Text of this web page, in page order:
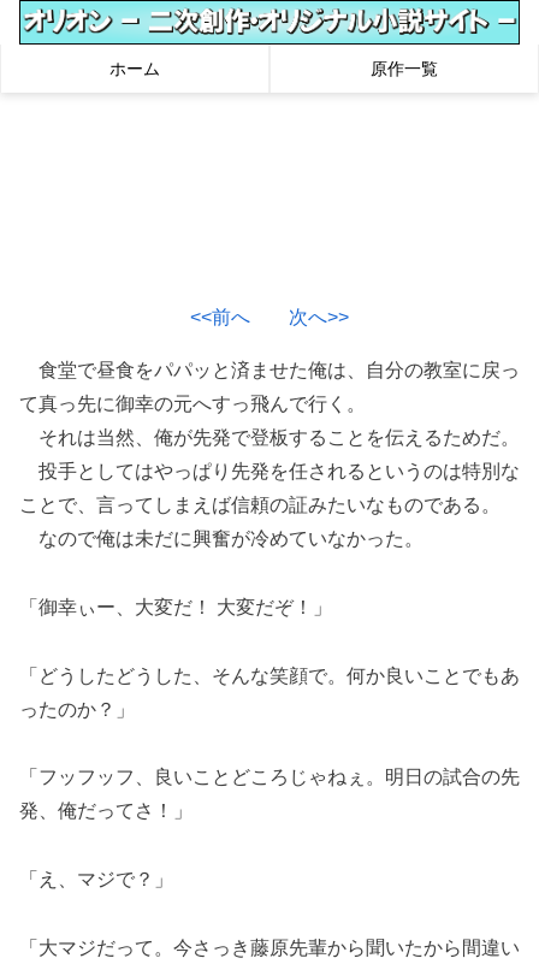
ホーム 原作一覧
<<前へ 次へ>>
食堂で昼食をパパッと済ませた俺は、自分の教室に戻っ
て真っ先に御幸の元へすっ飛んで行く。
それは当然、俺が先発で登板することを伝えるためだ。
投手としてはやっぱり先発を任されるというのは特別な
ことで、言ってしまえば信頼の証みたいなものである。
なので俺は未だに興奮が冷めていなかった。
「御幸ぃー、大変だ！ 大変だぞ！」
「どうしたどうした、そんな笑顔で。何か良いことでもあ
ったのか？」
「フッフッフ、良いことどころじゃねぇ。明日の試合の先
発、俺だってさ！」
「え、マジで？」
「大マジだって。今さっき藤原先輩から聞いたから間違い